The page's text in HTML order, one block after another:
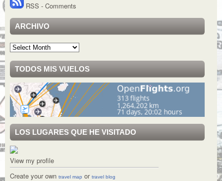
RSS - Comments
ARCHIVO
Archivo
TODOS MIS VUELOS
LOS LUGARES QUE HE VISITADO
View my profile
Create your own travel map or travel blog